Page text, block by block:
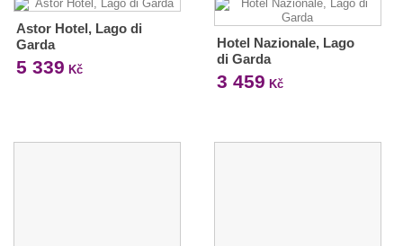
Astor Hotel, Lago di
Garda
5 339 Kč
Hotel Nazionale, Lago
di Garda
3 459 Kč